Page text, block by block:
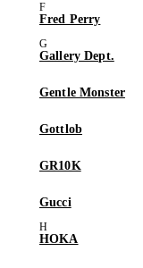
Fred Perry
Gallery Dept.
Gentle Monster
Gottlob
GR10K
Gucci
HOKA